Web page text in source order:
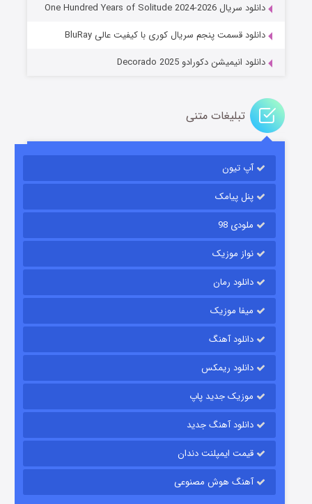
قسمت۲ (زیرنویس) منتشر شد
شکست استوارت در نجات جهان
قسمت
دانلود سریال One Hundred Years of Solitude 2024-2026
دانلود قسمت پنجم سریال کوری با کیفیت عالی BluRay
دانلود انیمیشن دکورادو Decorado 2025
تبلیغات متنی
آپ تیون
پنل پیامک
ملودی 98
نواز موزیک
دانلود رمان
میفا موزیک
دانلود آهنگ
دانلود ریمکس
موزیک جدید پاپ
دانلود آهنگ جدید
قیمت ایمپلنت دندان
آهنگ هوش مصنوعی